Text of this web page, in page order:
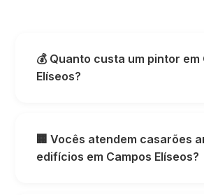
💰 Quanto custa um pintor em
Elíseos?
🏢 Vocês atendem casarões
edifícios em Campos Elíseos?